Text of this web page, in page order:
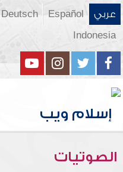
عربي Español
Deutsch
Indonesia
الصوتيات